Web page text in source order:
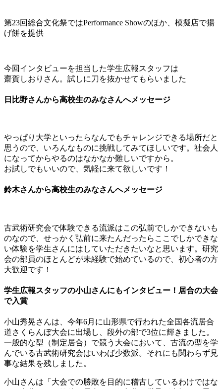
第23回総合文化祭ではPerformance Showのほか、模擬店で揚
げ餅を提供
今回インタビューを担当した学生広報スタッフは
齋賀しおりさん。試しに刀を抜かせてもらいました
日比野さんから高校生のみなさんへメッセージ
やっぱり大学といったらなんでもチャレンジできる場所だと
思うので、いろんなものに挑戦してみてほしいです。社会人
になってからやるのはなかなか難しいですから。
お試しでもいいので、気軽に来て欲しいです！
鈴木さんから高校生のみなさんへメッセージ
古武術研究会で体験できる流派はこの弘前でしかできないも
のなので、せっかく弘前に来たんだったらここでしかできな
い体験を学生さんにはしていただきたいなと思います。研究
会の部員のほとんどが未経験で始めているので、初心者の方
大歓迎です！
学生広報スタッフの小山さんにもインタビュー！居合の大会
で入賞
小山秀晃さんは、今年6月に山形県で行われた全国各流居合
道さくらんぼ大会に出場し、段外の部で3位に輝きました。
一般的な型（制定居合）で競う大会において、古流の型を学
んでいる古武術研究会はいわば少数派。それにも関わらず見
事な結果を残しました。
小山さんは「大会での勝敗を目的に稽古しているわけではな